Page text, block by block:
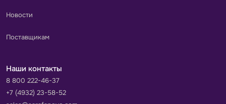
Новости
Поставщикам
Наши контакты
8 800 222-46-37
+7 (4932) 23-58-52